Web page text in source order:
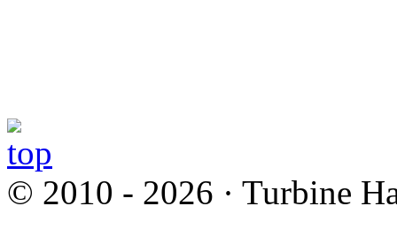
© 2010 - 2026 · Turbine